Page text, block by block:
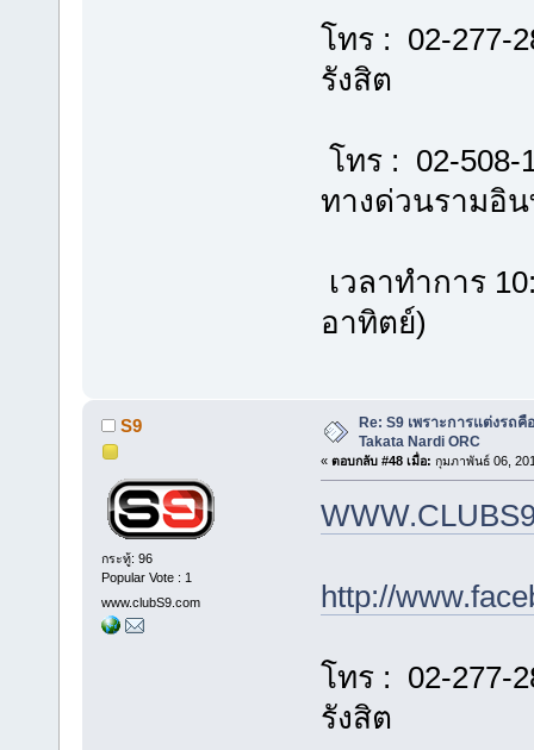
โทร : 02-277-
รังสิต
โทร : 02-508-
ทางด่วนรามอิ
เวลาทำการ
อาทิตย์)
S9
กระทู้: 96
Popular Vote : 1
www.clubS9.com
Re: S9 เพราะการแต่งรถ
Takata Nardi ORC
« ตอบกลับ #48 เมื่อ: กุมภาพันธ์ 06,
http://
โทร : 02-277-
รังสิต